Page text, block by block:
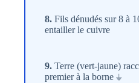
8. Fils dénudés sur 8 à
entailler le cuivre
9. Terre (vert-jaune)
premier à la borne ⏚